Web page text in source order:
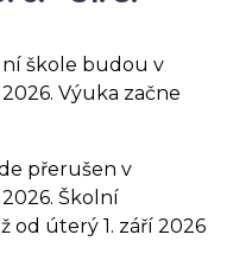
škole budou v
Výuka začne
přerušen v
Školní
od úterý 1. září 2026